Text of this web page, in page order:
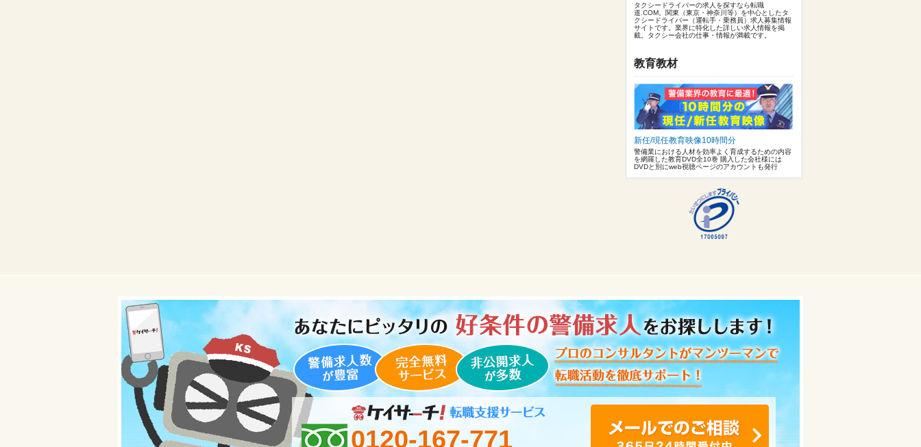
タクシードライバーの求人を探すなら転職
道.COM。関東（東京・神奈川等）を中心としたタ
クシードライバー（運転手・乗務員）求人募集情報
サイトです。業界に特化した詳しい求人情報を掲
載。タクシー会社の仕事・情報が満載です。
教育教材
新任/現任教育映像10時間分
警備業における人材を効率よく育成するための内容
を網羅した教育DVD全10巻 購入した会社様には
DVDと別にweb視聴ページのアカウントも発行
0120-167-771